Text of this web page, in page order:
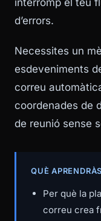
interromp el teu
d’errors.
Necessites un
esdeveniments
correu
coordenades de
de reunió sense
QUÈ
Per què la
correu crea